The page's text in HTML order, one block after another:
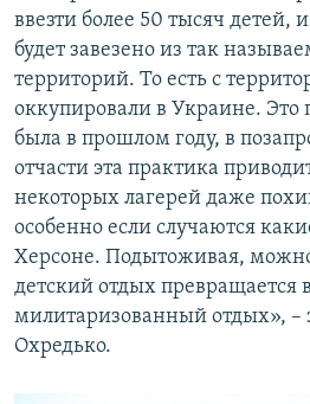
ввезти более 50 тысяч детей,
будет завезено из так
территорий. То есть с
оккупировали в Украине. Это
была в прошлом году, в
отчасти эта практика
некоторых лагерей даже
особенно если случаются
Херсоне. Подытоживая, можно
детский отдых превращается
милитаризованный отдых», –
Охредько.